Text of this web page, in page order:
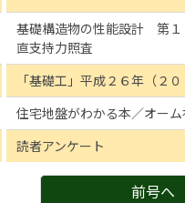
基礎構造物の性能設計 第
直支持力照査
「基礎工」平成２６年（２
住宅地盤がわかる本／オーム
読者アンケート
前号へ